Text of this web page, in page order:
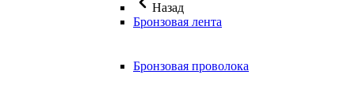
Назад
Бронзовая лента
Бронзовая проволока